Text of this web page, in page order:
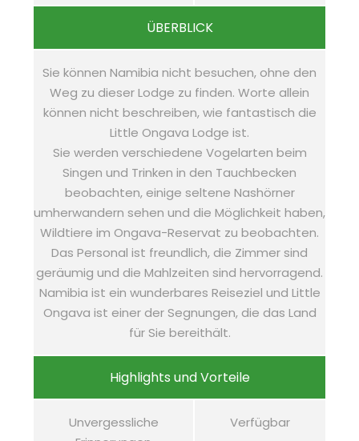
ÜBERBLICK
Sie können Namibia nicht besuchen, ohne den
Weg zu dieser Lodge zu finden. Worte allein
können nicht beschreiben, wie fantastisch die
Little Ongava Lodge ist.
Sie werden verschiedene Vogelarten beim
Singen und Trinken in den Tauchbecken
beobachten, einige seltene Nashörner
umherwandern sehen und die Möglichkeit haben,
Wildtiere im Ongava-Reservat zu beobachten.
Das Personal ist freundlich, die Zimmer sind
geräumig und die Mahlzeiten sind hervorragend.
Namibia ist ein wunderbares Reiseziel und Little
Ongava ist einer der Segnungen, die das Land
für Sie bereithält.
Highlights und Vorteile
Unvergessliche
Verfügbar